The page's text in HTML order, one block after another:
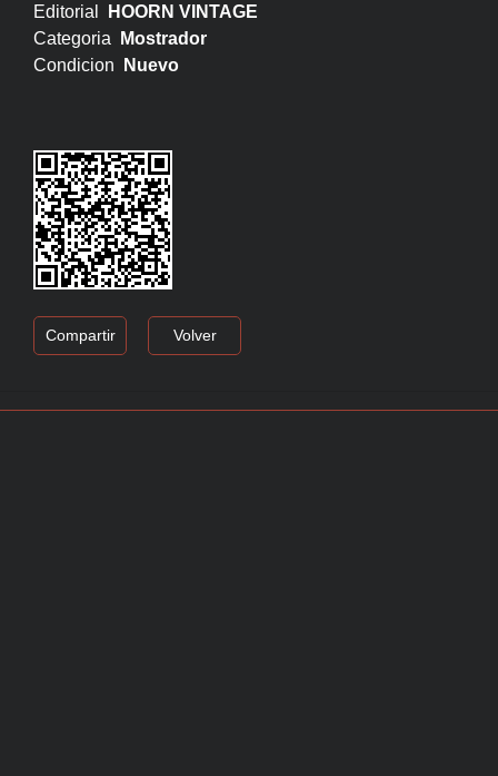
Editorial
HOORN VINTAGE
Categoria
Mostrador
Condicion
Nuevo
Compartir Volver